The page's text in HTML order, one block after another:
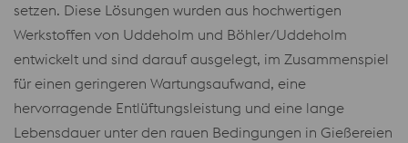
setzen. Diese Lösungen wurden aus hochwertigen
Werkstoffen von Uddeholm und Böhler/Uddeholm
entwickelt und sind darauf ausgelegt, im Zusammenspiel
für einen geringeren Wartungsaufwand, eine
hervorragende Entlüftungsleistung und eine lange
Lebensdauer unter den rauen Bedingungen in Gießereien